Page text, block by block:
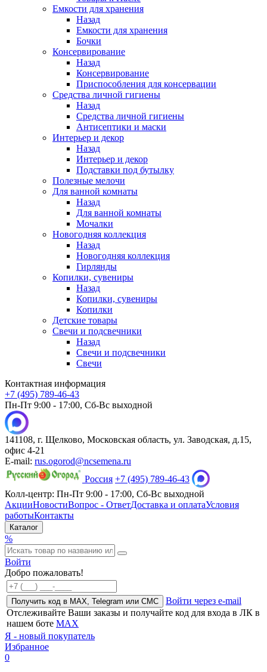
Емкости для хранения
Назад
Емкости для хранения
Бочки
Консервирование
Назад
Консервирование
Приспособления для консервации
Средства личной гигиены
Назад
Средства личной гигиены
Антисептики и маски
Интерьер и декор
Назад
Интерьер и декор
Подставки под бутылку
Полезные мелочи
Для ванной комнаты
Назад
Для ванной комнаты
Мочалки
Новогодняя коллекция
Назад
Новогодняя коллекция
Гирлянды
Копилки, сувениры
Назад
Копилки, сувениры
Копилки
Детские товары
Свечи и подсвечники
Назад
Свечи и подсвечники
Свечи
Контактная информация
+7 (495) 789-46-43
Пн-Пт 9:00 - 17:00, Сб-Вс выходной
141108, г. Щелково, Московская область, ул. Заводская, д.15,
офис 4-21
E-mail: rus.ogorod@ncsemena.ru
Россия +7 (495) 789-46-43
Колл-центр: Пн-Пт 9:00 - 17:00, Сб-Вс выходной
АкцииНовостиВопрос - ОтветДоставка и оплатаУсловия
работыКонтакты
Каталог
%
Войти
Добро пожаловать!
Получить код в MAX, Telegram или СМС
Войти через e-mail
Отслеживайте Ваши заказы и получайте код для входа в ЛК в
нашем боте MAX
Я - новый покупатель
Избранное
0